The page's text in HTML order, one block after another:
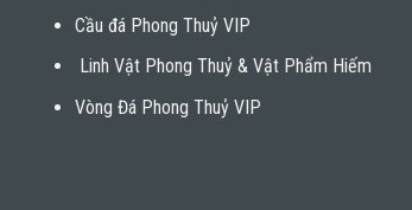
Cầu đá Phong Thuỷ VIP
Linh Vật Phong Thuỷ & Vật Phẩm Hiếm
Vòng Đá Phong Thuỷ VIP